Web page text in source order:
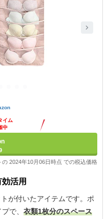
イム
中
2024年10月06日時点 での税込価格
活用
が付いたアイテムです。ポ
で、 衣類1枚分のスペース